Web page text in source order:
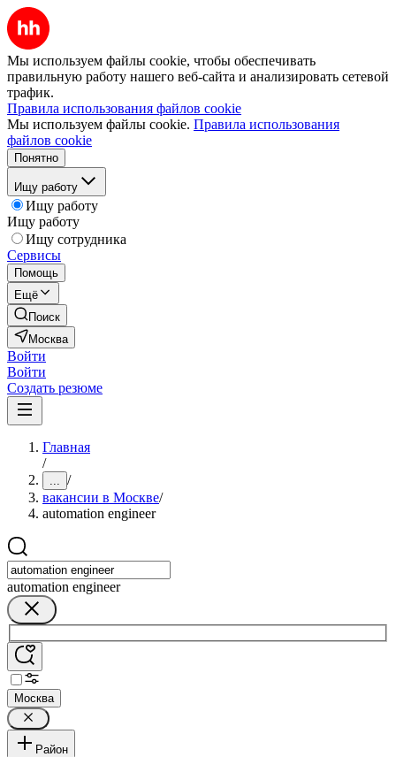
Мы используем файлы cookie, чтобы обеспечивать
правильную работу нашего веб-сайта и анализировать сетевой
трафик.
Правила использования файлов cookie
Мы используем файлы cookie. Правила использования
файлов cookie
Понятно
Ищу работу
Ищу работу
Ищу работу
Ищу сотрудника
Сервисы
Помощь
Ещё
Поиск
Москва
Войти
Войти
Создать резюме
Главная
/
... /
вакансии в Москве/
automation engineer
automation engineer
Москва
Район